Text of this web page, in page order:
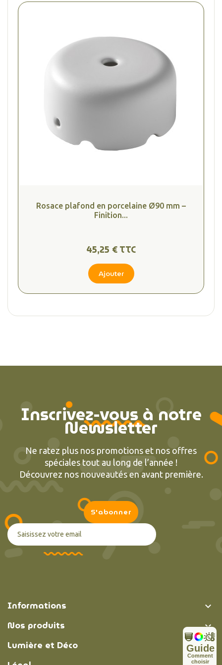
Rosace plafond en porcelaine Ø90 mm –
Finition...
45,25 € TTC
Ajouter
Inscrivez-vous à notre
Newsletter
Ne ratez plus nos promotions et nos offres
spéciales tout au long de l’année !
Découvrez nos nouveautés en avant première.
Informations 
Nos produits 
Lumière et Déco 
Comment
choisir
Guide